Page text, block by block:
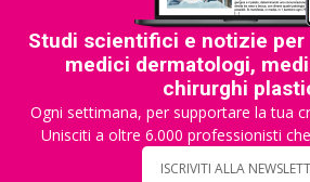
Studi scientifici e notizie
medici dermatologi,
chirurghi
Ogni settimana, per supportare la tua
Unisciti a oltre 6.000 professionisti
ISCRIVITI ALLA